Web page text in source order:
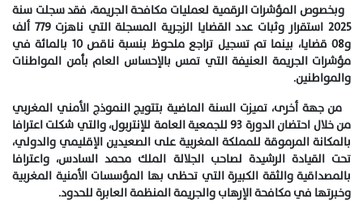
وبخصوص المؤشرات الرقمية لعمليات مكافحة الجريمة، فقد سجلت سنة
2025 استقرار وثبات عدد القضايا الزجرية المسجلة التي ناهزت 779 ألف
و08 قضايا، بينما تم تسجيل تراجع ملحوظ بنسبة ناقص 10 بالمائة في
مؤشرات الجريمة العنيفة التي تمس بالإحساس العام بأمن المواطنات
والمواطنين.
من جهة أخرى، تميزت السنة الماضية بتتويج النموذج الأمني المغربي
من خلال احتضان الدورة 93 للجمعية العامة للإنتربول، والتي شكلت اعترافا
بالمكانة المرموقة للمملكة المغربية على الصعيدين الإقليمي والدولي،
تحت القيادة الرشيدة لصاحب الجلالة الملك محمد السادس، واعترافا
بالمصداقية والثقة الكبيرة التي تحظى بها المؤسسات الأمنية المغربية
وخبرتها في مكافحة الإرهاب والجريمة المنظمة العابرة للحدود.